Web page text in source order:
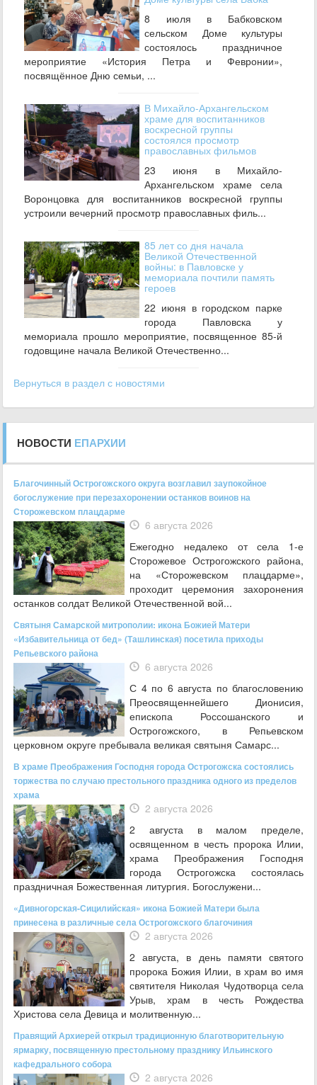
8 июля в Бабковском
сельском Доме культуры
состоялось праздничное
мероприятие «История Петра и Февронии»,
посвящённое Дню семьи, ...
В Михайло‑Архангельском
храме для воспитанников
воскресной группы
состоялся просмотр
православных фильмов
23 июня в Михайло-
Архангельском храме села
Воронцовка для воспитанников воскресной группы
устроили вечерний просмотр православных филь...
85 лет со дня начала
Великой Отечественной
войны: в Павловске у
мемориала почтили память
героев
22 июня в городском парке
города Павловска у
мемориала прошло мероприятие, посвященное 85‑й
годовщине начала Великой Отечественно...
Вернуться в раздел с новостями
НОВОСТИ ЕПАРХИИ
Благочинный Острогожского округа возглавил заупокойное
богослужение при перезахоронении останков воинов на
Сторожевском плацдарме
6 августа 2026
Ежегодно недалеко от села 1-е
Сторожевое Острогожского района,
на «Сторожевском плацдарме»,
проходит церемония захоронения
останков солдат Великой Отечественной вой...
Святыня Самарской митрополии: икона Божией Матери
«Избавительница от бед» (Ташлинская) посетила приходы
Репьевского района
6 августа 2026
С 4 по 6 августа по благословению
Преосвященнейшего Дионисия,
епископа Россошанского и
Острогожского, в Репьевском
церковном округе пребывала великая святыня Самарс...
В храме Преображения Господня города Острогожска состоялись
торжества по случаю престольного праздника одного из пределов
храма
2 августа 2026
2 августа в малом пределе,
освященном в честь пророка Илии,
храма Преображения Господня
города Острогожска состоялась
праздничная Божественная литургия. Богослужени...
«Дивногорская-Сицилийская» икона Божией Матери была
принесена в различные села Острогожского благочиния
2 августа 2026
2 августа, в день памяти святого
пророка Божия Илии, в храм во имя
святителя Николая Чудотворца села
Урыв, храм в честь Рождества
Христова села Девица и молитвенную...
Правящий Архиерей открыл традиционную благотворительную
ярмарку, посвященную престольному празднику Ильинского
кафедрального собора
2 августа 2026